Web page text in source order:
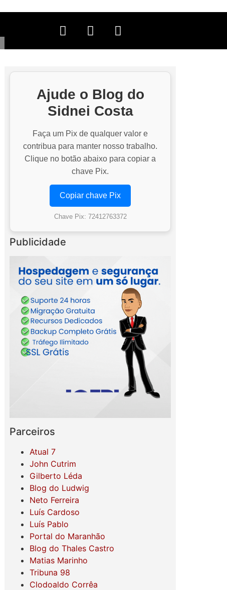
Ajude o Blog do
Sidnei Costa
Faça um Pix de qualquer valor e
contribua para manter nosso trabalho.
Clique no botão abaixo para copiar a
chave Pix.
Copiar chave Pix
Chave Pix: 72412763372
Publicidade
Parceiros
Atual 7
John Cutrim
Gilberto Léda
Blog do Ludwig
Neto Ferreira
Luís Cardoso
Luís Pablo
Portal do Maranhão
Blog do Thales Castro
Matias Marinho
Tribuna 98
Clodoaldo Corrêa